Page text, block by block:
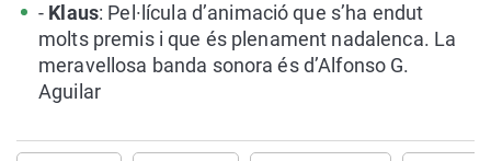
- Klaus: Pel·lícula d’animació que s’ha endut
molts premis i que és plenament nadalenca. La
meravellosa banda sonora és d’Alfonso G.
Aguilar